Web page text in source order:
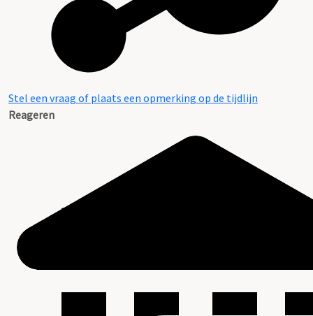
Stel een vraag of plaats een opmerking op de tijdlijn
Reageren